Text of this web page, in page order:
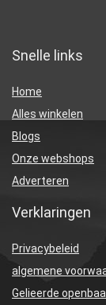
Snelle links
Home
Alles winkelen
Blogs
Onze webshops
Adverteren
Verklaringen
Privacybeleid
algemene
Gelieerde